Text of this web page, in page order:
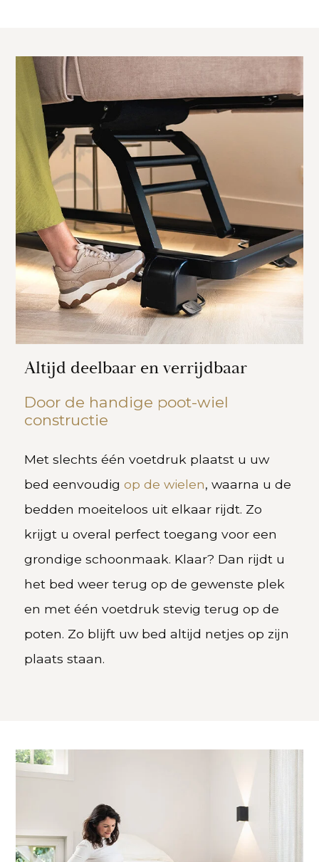
Altijd deelbaar en verrijdbaar
Door de handige poot-wiel
constructie
Met slechts één voetdruk plaatst u uw
bed eenvoudigop de wielen, waarna u de
bedden moeiteloos uit elkaar rijdt. Zo
krijgt u overal perfect toegang voor een
grondige schoonmaak. Klaar? Dan rijdt u
het bed weer terug op de gewenste plek
en met één voetdruk stevig terug op de
poten. Zo blijft uw bed altijd netjes op zijn
plaats staan.